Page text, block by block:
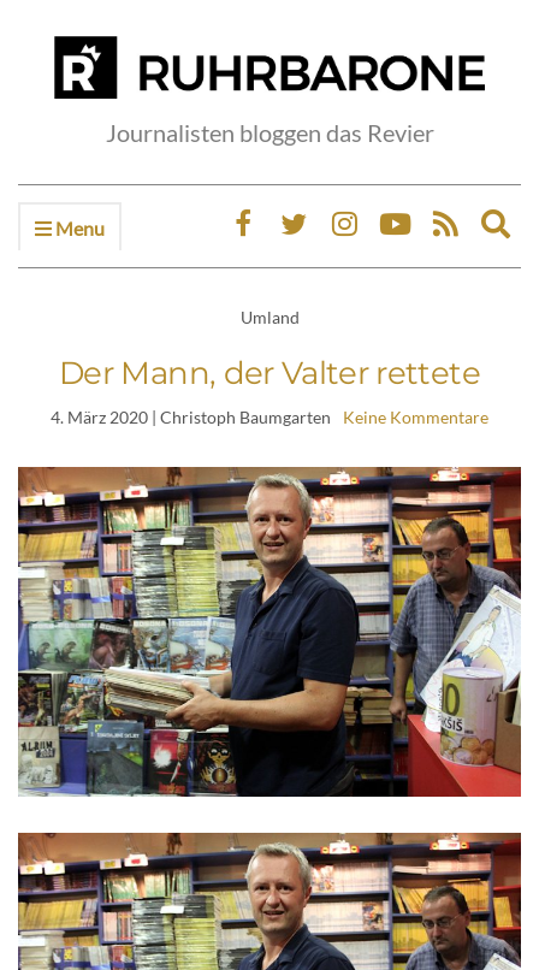
Journalisten bloggen das Revier
Menu
Umland
Der Mann, der Valter rettete
4. März 2020 | Christoph Baumgarten Keine Kommentare